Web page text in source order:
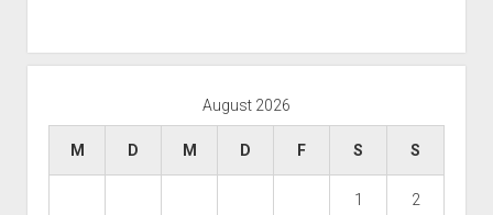
August 2026
M D M D F S S
1 2